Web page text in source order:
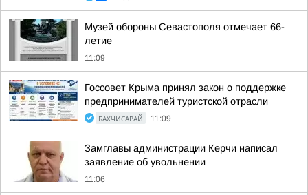
Музей обороны Севастополя отмечает 66-
летие
11:09
Госсовет Крыма принял закон о поддержке
предпринимателей туристской отрасли
БАХЧИСАРАЙ 11:09
Замглавы администрации Керчи написал
заявление об увольнении
11:06